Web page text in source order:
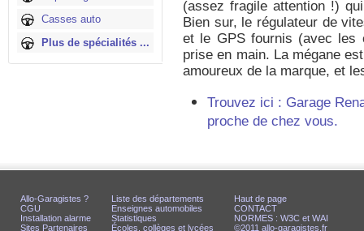
Casses auto
Plus de spécialités ...
(assez fragile attention !)
Bien sur, le régulateur de
et le GPS fournis (avec les
prise en main. La mégane
amoureux de la marque, et
Trouvez ici : Garage
proche de chez vous.
Allo-Garagistes ?
CGU
Installation alarme
Sites Partenaires
Liste des départements
Enseignes automobiles
Statistiques
Écoles, collèges et lycées
Haut de page
CONTACT
NORMES : W3C et WAI
©2011 allo-garagistes.fr